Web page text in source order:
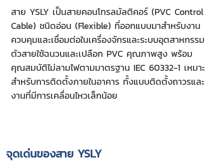
สาย YSLY เป็นสายคอนโทรลมัลติคอร์ (PVC Control
Cable) ชนิดอ่อน (Flexible) ที่ออกแบบมาสำหรับงาน
ควบคุมและเชื่อมต่อในเครื่องจักรและระบบอุตสาหกรรม
ตัวสายใช้ฉนวนและเปลือก PVC คุณภาพสูง พร้อม
คุณสมบัติไม่ลามไฟตามมาตรฐาน IEC 60332-1 เหมาะ
สำหรับการติดตั้งภายในอาคาร ทั้งแบบติดตั้งถาวรและ
งานที่มีการเคลื่อนไหวเล็กน้อย
จุดเด่นของสาย YSLY